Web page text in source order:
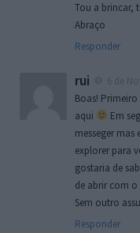
Tou a brincar,
Abraço
Responder
rui
Boas!
aqui
Em
messeger
explorer para
gostaria de
de abrir com
Sem outro
Responder